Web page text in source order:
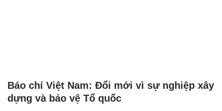
Báo chí Việt Nam: Đổi mới vì sự nghiệp xây
dựng và bảo vệ Tổ quốc